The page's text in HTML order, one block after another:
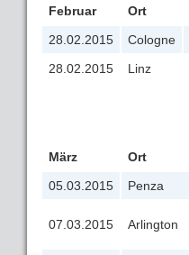
Februar Ort
28.02.2015
Cologne
28.02.2015
Linz
März Ort
05.03.2015
Penza
07.03.2015 Arlington